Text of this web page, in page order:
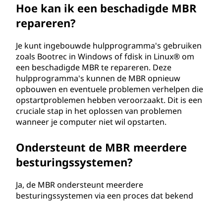
Hoe kan ik een beschadigde MBR
repareren?
Je kunt ingebouwde hulpprogramma's gebruiken
zoals Bootrec in Windows of fdisk in Linux® om
een beschadigde MBR te repareren. Deze
hulpprogramma's kunnen de MBR opnieuw
opbouwen en eventuele problemen verhelpen die
opstartproblemen hebben veroorzaakt. Dit is een
cruciale stap in het oplossen van problemen
wanneer je computer niet wil opstarten.
Ondersteunt de MBR meerdere
besturingssystemen?
Ja, de MBR ondersteunt meerdere
besturingssystemen via een proces dat bekend